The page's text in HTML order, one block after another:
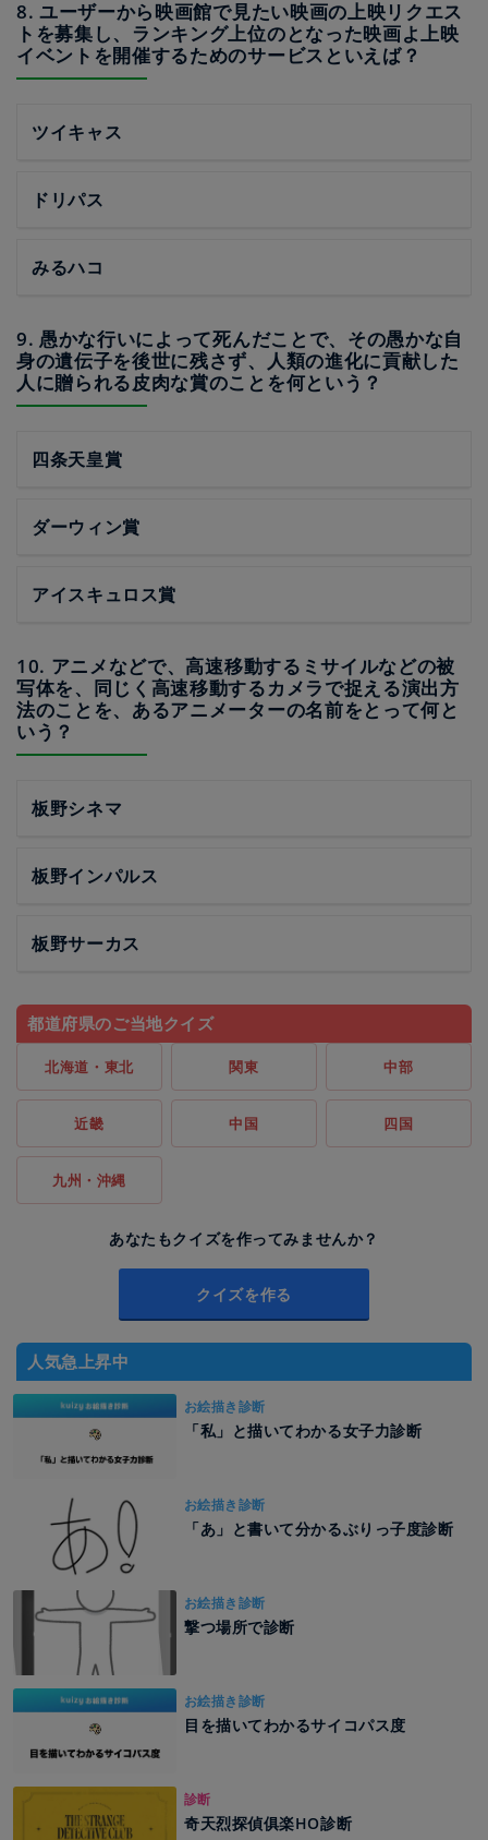
8. ユーザーから映画館で見たい映画の上映リクエス
トを募集し、ランキング上位のとなった映画よ上映
イベントを開催するためのサービスといえば？
ツイキャス
ドリパス
みるハコ
9. 愚かな行いによって死んだことで、その愚かな自
身の遺伝子を後世に残さず、人類の進化に貢献した
人に贈られる皮肉な賞のことを何という？
四条天皇賞
ダーウィン賞
アイスキュロス賞
10. アニメなどで、高速移動するミサイルなどの被
写体を、同じく高速移動するカメラで捉える演出方
法のことを、あるアニメーターの名前をとって何と
いう？
板野シネマ
板野インパルス
板野サーカス
都道府県のご当地クイズ
北海道・東北 関東 中部
近畿 中国 四国
九州・沖縄
あなたもクイズを作ってみませんか？
クイズを作る
人気急上昇中
お絵描き診断
「私」と描いてわかる女子力診断
お絵描き診断
「あ」と書いて分かるぶりっ子度診断
お絵描き診断
撃つ場所で診断
お絵描き診断
目を描いてわかるサイコパス度
診断
奇天烈探偵俱楽HO診断